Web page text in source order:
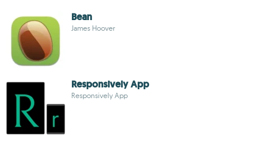
Bean
James Hoover
Responsively App
Responsively App